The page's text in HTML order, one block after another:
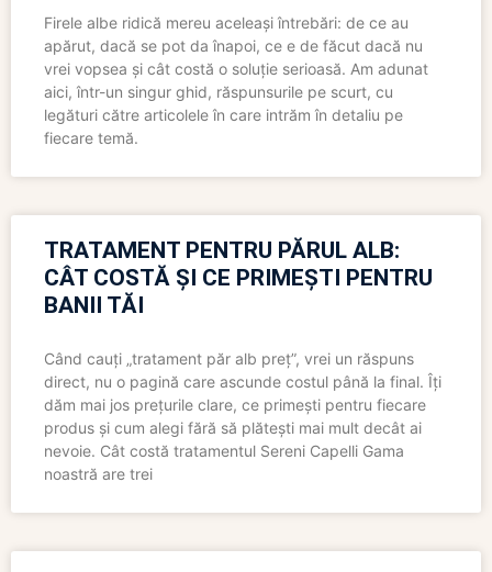
Firele albe ridică mereu aceleași întrebări: de ce au
apărut, dacă se pot da înapoi, ce e de făcut dacă nu
vrei vopsea și cât costă o soluție serioasă. Am adunat
aici, într-un singur ghid, răspunsurile pe scurt, cu
legături către articolele în care intrăm în detaliu pe
fiecare temă.
TRATAMENT PENTRU PĂRUL ALB:
CÂT COSTĂ ȘI CE PRIMEȘTI PENTRU
BANII TĂI
Când cauți „tratament păr alb preț”, vrei un răspuns
direct, nu o pagină care ascunde costul până la final. Îți
dăm mai jos prețurile clare, ce primești pentru fiecare
produs și cum alegi fără să plătești mai mult decât ai
nevoie. Cât costă tratamentul Sereni Capelli Gama
noastră are trei